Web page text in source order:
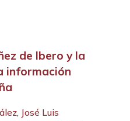
de Ibero y la
información
José Luis